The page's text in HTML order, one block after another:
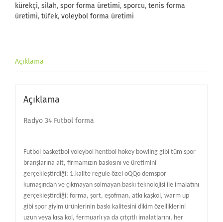
kürekçi, silah, spor forma üretimi, sporcu, tenis forma
üretimi, tüfek, voleybol forma üretimi
Açıklama
Açıklama
Radyo 34 Futbol forma
Futbol basketbol voleybol hentbol hokey bowling gibi tüm spor
branşlarına ait, firmamızın baskısını ve üretimini
gerçekleştirdiği; 1.kalite regule özel oQQo demspor
kumaşından ve çıkmayan solmayan baskı teknolojisi ile imalatını
gerçekleştirdiği; forma, şort, eşofman, atkı kaşkol, warm up
gibi spor giyim ürünlerinin baskı kalitesini dikim özelliklerini
uzun veya kısa kol, fermuarlı ya da çıtçıtlı imalatlarını, her